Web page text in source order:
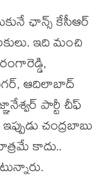
ఛాన్స్ కేసీఆర్
ఇది మంచి
ఆదిలాబాద్
పార్టీ చీఫ్
చంద్ర‌బాబు
కాదు..